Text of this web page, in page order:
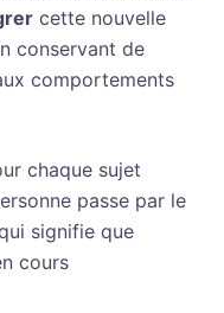
cette nouvelle
conservant de
comportements
chaque sujet
passe par le
signifie que
cours